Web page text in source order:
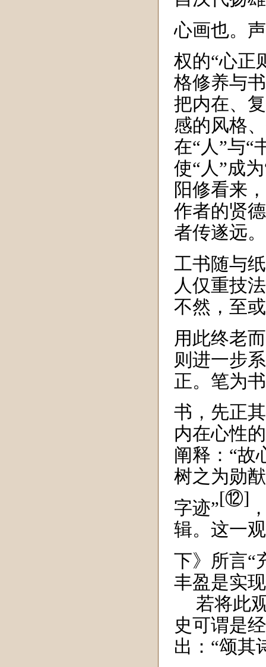
心画也。
权的“心正
格修养与
把内在、
感的风格
在“人”与“
使“人”成
阳修看来
作者的贤
者传遂远
工书随与
人仅重技
不然，至
用此终老
则进一步
正。笔为
书，先正
内在心性
阐释：“故
树之为勋
字迹”[⑫]
辑。这一
下》所言“
丰盈是实
若将此
史可谓是
出：“颂其